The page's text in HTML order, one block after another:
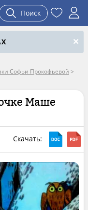
Поиск
Софьи Прокофьевой >
Маше
Скачать: